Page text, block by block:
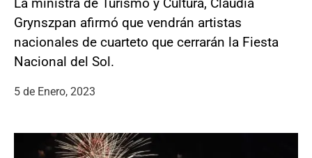
Grynszpan afirmó que vendrán artistas
nacionales de cuarteto que cerrarán la Fiesta
Nacional del Sol.
5 de Enero, 2023